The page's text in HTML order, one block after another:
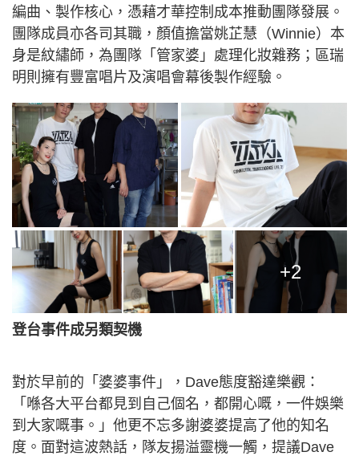
編曲、製作核心，憑藉才華控制成本推動團隊發展。
團隊成員亦各司其職，顏值擔當姚芷慧（Winnie）本
身是紋繡師，為團隊「管家婆」處理化妝雜務；區瑞
明則擁有豐富唱片及演唱會幕後製作經驗。
+2
登台事件成另類契機
對於早前的「婆婆事件」，Dave態度豁達樂觀：
「喺各大平台都見到自己個名，都開心嘅，一件娛樂
到大家嘅事。」他更不忘多謝婆婆提高了他的知名
度。面對這波熱話，隊友揚溢靈機一觸，提議Dave